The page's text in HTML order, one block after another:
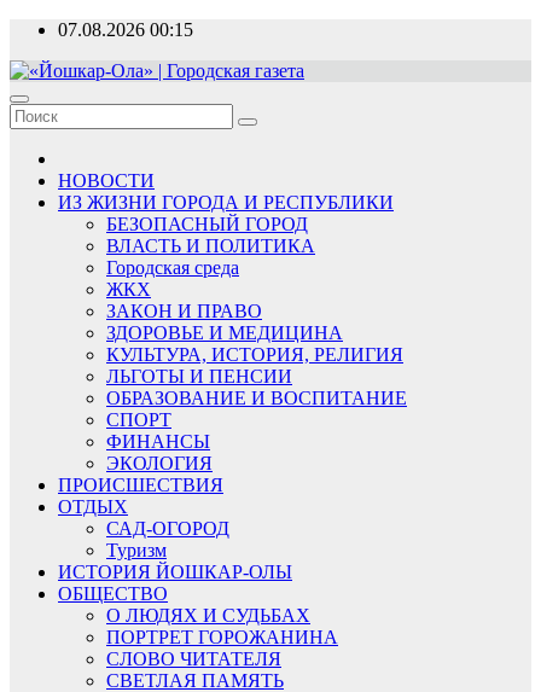
Перейти
содержимому
07.08.2026 00:15
«Йошкар-Ола» | Городская газета
Новости, события, люди
НОВОСТИ
ИЗ ЖИЗНИ ГОРОДА И РЕСПУБЛИКИ
БЕЗОПАСНЫЙ ГОРОД
ВЛАСТЬ И ПОЛИТИКА
Городская среда
ЖКХ
ЗАКОН И ПРАВО
ЗДОРОВЬЕ И МЕДИЦИНА
КУЛЬТУРА, ИСТОРИЯ, РЕЛИГИЯ
ЛЬГОТЫ И ПЕНСИИ
ОБРАЗОВАНИЕ И ВОСПИТАНИЕ
СПОРТ
ФИНАНСЫ
ЭКОЛОГИЯ
ПРОИСШЕСТВИЯ
ОТДЫХ
САД-ОГОРОД
Туризм
ИСТОРИЯ ЙОШКАР-ОЛЫ
ОБЩЕСТВО
О ЛЮДЯХ И СУДЬБАХ
ПОРТРЕТ ГОРОЖАНИНА
СЛОВО ЧИТАТЕЛЯ
СВЕТЛАЯ ПАМЯТЬ